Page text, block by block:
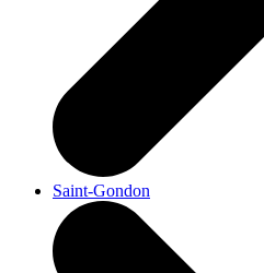
Saint-Gondon